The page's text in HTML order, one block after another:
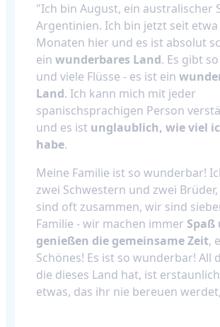
"Ich bin August, ein australischer
Argentinien. Ich bin jetzt seit etwa
Monaten hier und es ist absolut
ein wunderbares Land. Es gibt
und viele Flüsse - es ist ein
Land. Ich kann mich mit jeder
spanischsprachigen Person
und es ist unglaublich, wie viel
habe.
Meine Familie ist so wunderbar!
zwei Schwestern und zwei
sind oft zusammen, wir sind
Familie - wir machen immer Spaß
genießen die gemeinsame Zeit,
Schönes! Es ist so wunderbar! All
die dieses Land hat, ist
etwas, das ihr nie bereuen